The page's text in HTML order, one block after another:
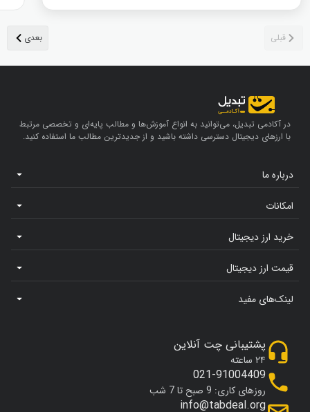
در آکادمی تبدیل، می‌توانید به انواع آموزش‌ها و مطالب پایه‌ای و تخصصی مرتبط
با ارزهای دیجیتال دسترسی داشته باشید و از جدیدترین مطالب ما استفاده کنید.
درباره ما
امکانات
خرید ارز دیجیتال
قیمت ارز دیجیتال
لینک‌های مفید
پشتیبانی چت آنلاین
۲۴ ساعته
021-91004409
روزهای کاری: 9 صبح تا 7 شب
info@tabdeal.org